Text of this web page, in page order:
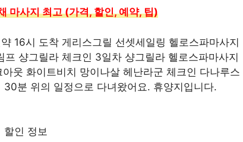
마사지 최고 (가격, 할인, 예약, 팁)
16시 도착 게리스그릴 선셋세일링 헬로스파마사지
샹그릴라 체크인 3일차 샹그릴라 헬로스파마사지
웃 화이트비치 망이나살 헤난라군 체크인 다나루스
분 위의 일정으로 다녀왔어요. 휴양지입니다.
할인 정보